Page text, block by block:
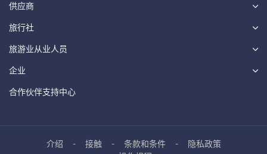
供应商
旅行社
旅游业从业人员
企业
合作伙伴支持中心
介绍 接触 条款和条件
隐私政策